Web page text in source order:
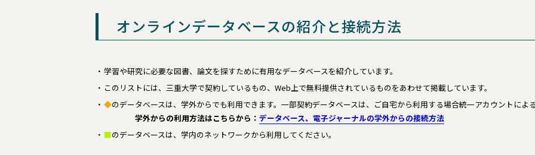
オンラインデータベースの紹介と接続方法
学習や研究に必要な図書、論文を探すために有用なデータベースを紹介しています。
このリストには、三重大学で契約しているもの、Web上で無料提供されているものをあわせて掲載しています。
◆のデータベースは、学外からでも利用できます。一部契約データベースは、ご自宅から利用する場合統一アカウントによ
学外からの利用方法はこちらから：データベース、電子ジャーナルの学外からの接続方法
■のデータベースは、学内のネットワークから利用してください。